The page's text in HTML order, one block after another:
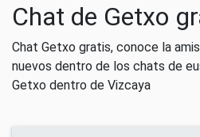
Chat de Getxo
Chat Getxo gratis, conoce la
nuevos dentro de los chats de
Getxo dentro de Vizcaya